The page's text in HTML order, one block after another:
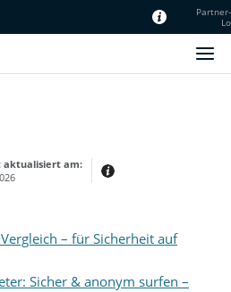
aktualisiert am:
– für Sicherheit auf
Sicher & anonym surfen –